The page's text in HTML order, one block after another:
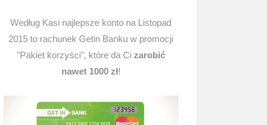
Według Kasi najlepsze konto na Listopad
2015 to rachunek Getin Banku w promocji
"Pakiet korzyści", które da Ci zarobić
nawet 1000 zł!